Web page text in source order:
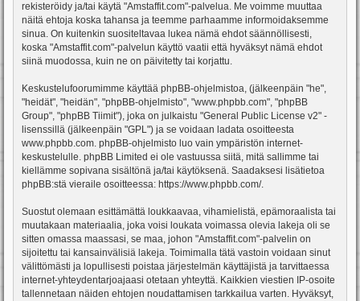
rekisteröidy ja/tai käytä "Amstaffit.com"-palvelua. Me voimme muuttaa
näitä ehtoja koska tahansa ja teemme parhaamme informoidaksemme
sinua. On kuitenkin suositeltavaa lukea nämä ehdot säännöllisesti,
koska "Amstaffit.com"-palvelun käyttö vaatii että hyväksyt nämä ehdot
siinä muodossa, kuin ne on päivitetty tai korjattu.
Keskustelufoorumimme käyttää phpBB-ohjelmistoa, (jälkeenpäin "he",
"heidät", "heidän", "phpBB-ohjelmisto", "www.phpbb.com", "phpBB
Group", "phpBB Tiimit"), joka on julkaistu "General Public License v2" -
lisenssillä (jälkeenpäin "GPL") ja se voidaan ladata osoitteesta
www.phpbb.com. phpBB-ohjelmisto luo vain ympäristön internet-
keskustelulle. phpBB Limited ei ole vastuussa siitä, mitä sallimme tai
kiellämme sopivana sisältönä ja/tai käytöksenä. Saadaksesi lisätietoa
phpBB:stä vieraile osoitteessa: https://www.phpbb.com/.
Suostut olemaan esittämättä loukkaavaa, vihamielistä, epämoraalista tai
muutakaan materiaalia, joka voisi loukata voimassa olevia lakeja oli se
sitten omassa maassasi, se maa, johon "Amstaffit.com"-palvelin on
sijoitettu tai kansainvälisiä lakeja. Toimimalla tätä vastoin voidaan sinut
välittömästi ja lopullisesti poistaa järjestelmän käyttäjistä ja tarvittaessa
internet-yhteydentarjoajaasi otetaan yhteyttä. Kaikkien viestien IP-osoite
tallennetaan näiden ehtojen noudattamisen tarkkailua varten. Hyväksyt,